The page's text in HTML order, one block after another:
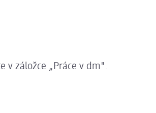
v záložce „Práce v dm".